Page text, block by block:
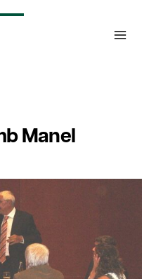
Manel